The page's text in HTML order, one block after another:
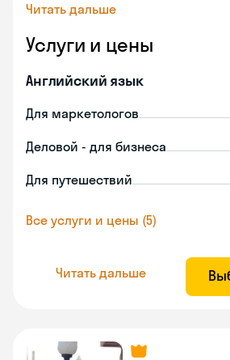
Читать дальше
Услуги и цены
Английский язык
Для маркетологов
Деловой - для бизнеса
Для путешествий
Все услуги и цены (5)
Читать дальше